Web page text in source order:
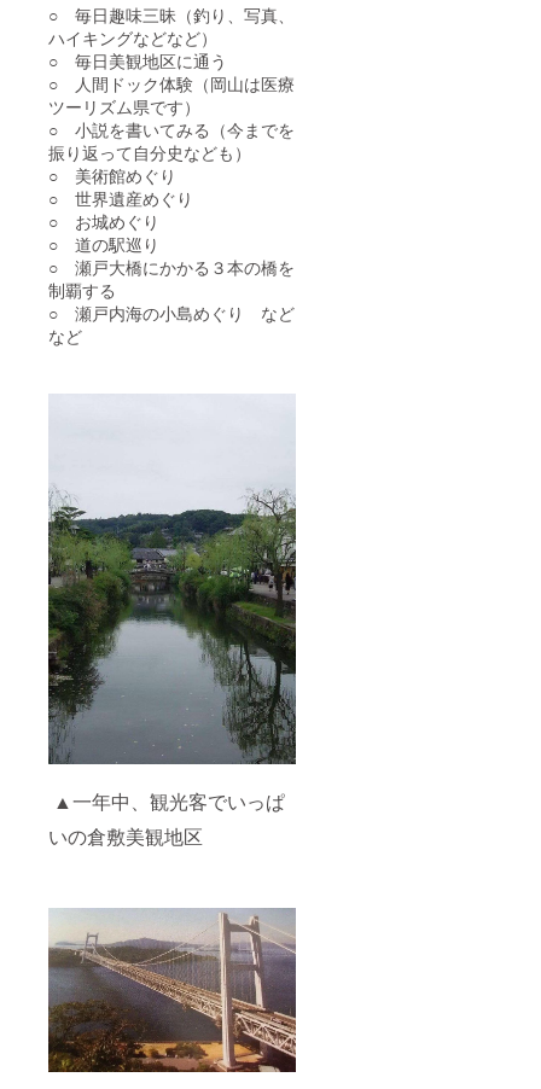
○ 毎日趣味三昧（釣り、写真、
ハイキングなどなど）
○ 毎日美観地区に通う
○ 人間ドック体験（岡山は医療
ツーリズム県です）
○ 小説を書いてみる（今までを
振り返って自分史なども）
○ 美術館めぐり
○ 世界遺産めぐり
○ お城めぐり
○ 道の駅巡り
○ 瀬戸大橋にかかる３本の橋を
制覇する
○ 瀬戸内海の小島めぐり など
など
▲一年中、観光客でいっぱ
いの倉敷美観地区